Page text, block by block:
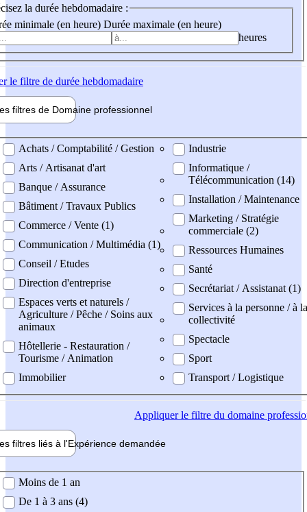
la durée hebdomadaire :
minimale (en heure) Durée maximale (en heure)
heures
le filtre de durée hebdomadaire
filtres de Domaine professionnel
professionel
Achats / Comptabilité / Gestion
Arts / Artisanat d'art
Banque / Assurance
Bâtiment / Travaux Publics
Commerce / Vente (1)
Communication / Multimédia (1)
Conseil / Etudes
Direction d'entreprise
Espaces verts et naturels /
Agriculture / Pêche / Soins aux
animaux
Hôtellerie - Restauration /
Tourisme / Animation
Immobilier
Industrie
Informatique /
Télécommunication (14)
Installation / Maintenance
Marketing / Stratégie
commerciale (2)
Ressources Humaines
Santé
Secrétariat / Assistanat (1)
Services à la personne / à la
collectivité
Spectacle
Sport
Transport / Logistique
Appliquerle filtre du domaine
filtres liés à l'Expérience demandée
demandée
Moins de 1 an
De 1 à 3 ans (4)